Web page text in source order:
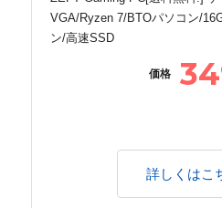
VGA/Ryzen 7/BTOパソコン/
ン/高速SSD
価格
詳しくはこ